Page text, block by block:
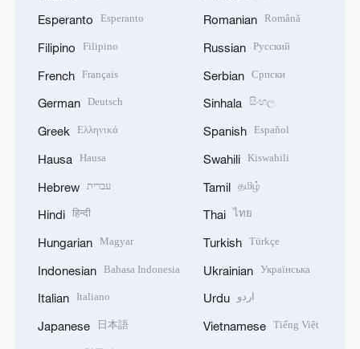
Esperanto Esperanto
Filipino Filipino
French Français
German Deutsch
Greek Ελληνικά
Hausa Hausa
Hebrew עברית
Hindi हिन्दी
Hungarian Magyar
Indonesian Bahasa Indonesia
Italian Italiano
Japanese 日本語
Romanian Română
Russian Русский
Serbian Српски
Sinhala සිංහල
Spanish Español
Swahili Kiswahili
Tamil தமிழ்
Thai ไทย
Turkish Türkçe
Ukrainian Українська
Urdu اردو
Vietnamese Tiếng Việt